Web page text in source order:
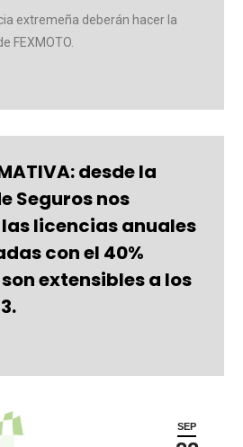
extremeña deberán hacer la
FEXMOTO.
desde la
Seguros nos
licencias anuales
con el 40%
extensibles a los
SEP